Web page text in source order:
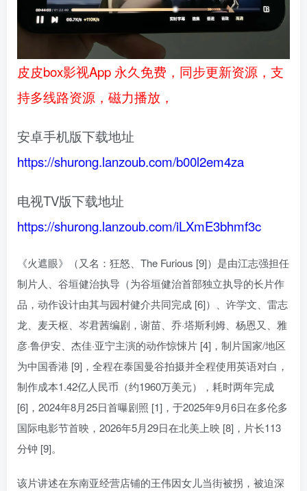
皮皮box影视App 永久免费，同步更新资源，支
持多线路资源，磁力播放，
安卓手机版下载地址
https://shurong.lanzoub.com/b00l2em4za
电视TV版下载地址
https://shurong.lanzoub.com/iLXmE3bhmf3c
《火遮眼》（又名：狂怒、The Furious [9]）是由江志强担任
制片人、谷垣健治执导（为谷垣健治首部独立执导的长片作
品，动作设计由其与园村健介共同完成 [6]）、许学文、雷志
龙、麦天枢、岑君茜编剧，谢苗、乔·塔斯利姆、杨恩又、雅
彦·鲁伊安、杰佳·亚宁主演的动作惊悚片 [4]，制片国家/地区
为中国香港 [9]，全程在泰国曼谷拍摄并全程使用英语对白，
制作成本1.42亿人民币（约1960万美元），耗时两年完成
[6]，2024年8月25日首曝剧照 [1]，于2025年9月6日在多伦多
国际电影节首映，2026年5月29日在北美上映 [8]，片长113
分钟 [9]。
该片讲述在东南亚经营店铺的王伟因女儿当街被拐，被迫深